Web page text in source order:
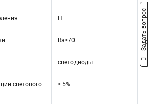
П
Ra>70
светодиоды
светового
< 5%
Задать вопрос